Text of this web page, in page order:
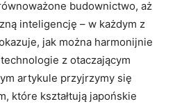
budownictwo, aż
inteligencję – w każdym z
jak można harmonijnie
z otaczającym
artykule przyjrzymy się
które kształtują japońskie